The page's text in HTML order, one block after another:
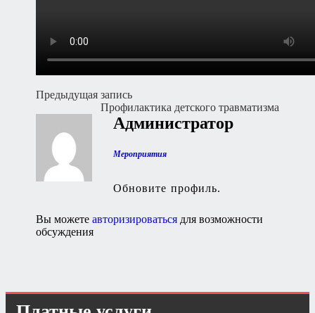
Навигация
по
записям
Предыдущая запись
Профилактика детского травматизма
Администратор
Мероприятия
Обновите профиль.
Вы можетеавторизироваться для возможности
обсуждения